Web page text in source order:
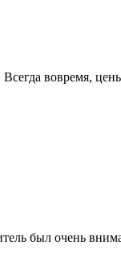
вовремя,
был очень